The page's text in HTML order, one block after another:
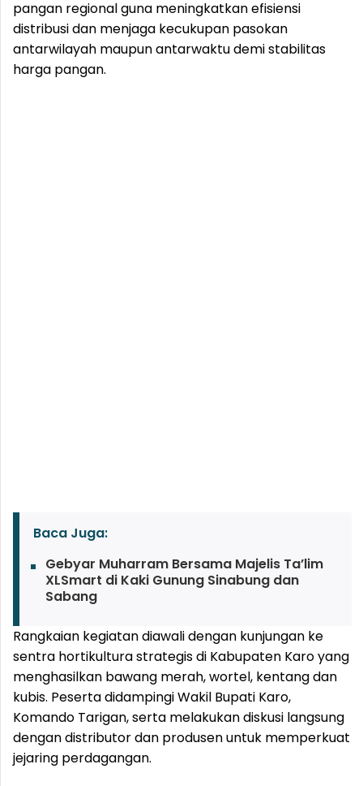
pangan regional guna meningkatkan efisiensi
distribusi dan menjaga kecukupan pasokan
antarwilayah maupun antarwaktu demi stabilitas
harga pangan.
Baca Juga:
Gebyar Muharram Bersama Majelis Ta’lim
XLSmart di Kaki Gunung Sinabung dan
Sabang
Rangkaian kegiatan diawali dengan kunjungan ke
sentra hortikultura strategis di Kabupaten Karo yang
menghasilkan bawang merah, wortel, kentang dan
kubis. Peserta didampingi Wakil Bupati Karo,
Komando Tarigan, serta melakukan diskusi langsung
dengan distributor dan produsen untuk memperkuat
jejaring perdagangan.